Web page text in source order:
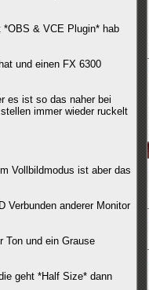
& VCE Plugin* hab
und einen FX 6300
es ist so das naher bei
immer wieder ruckelt
Vollbildmodus ist aber das
Verbunden anderer Monitor
Ton und ein Grause
geht *Half Size* dann